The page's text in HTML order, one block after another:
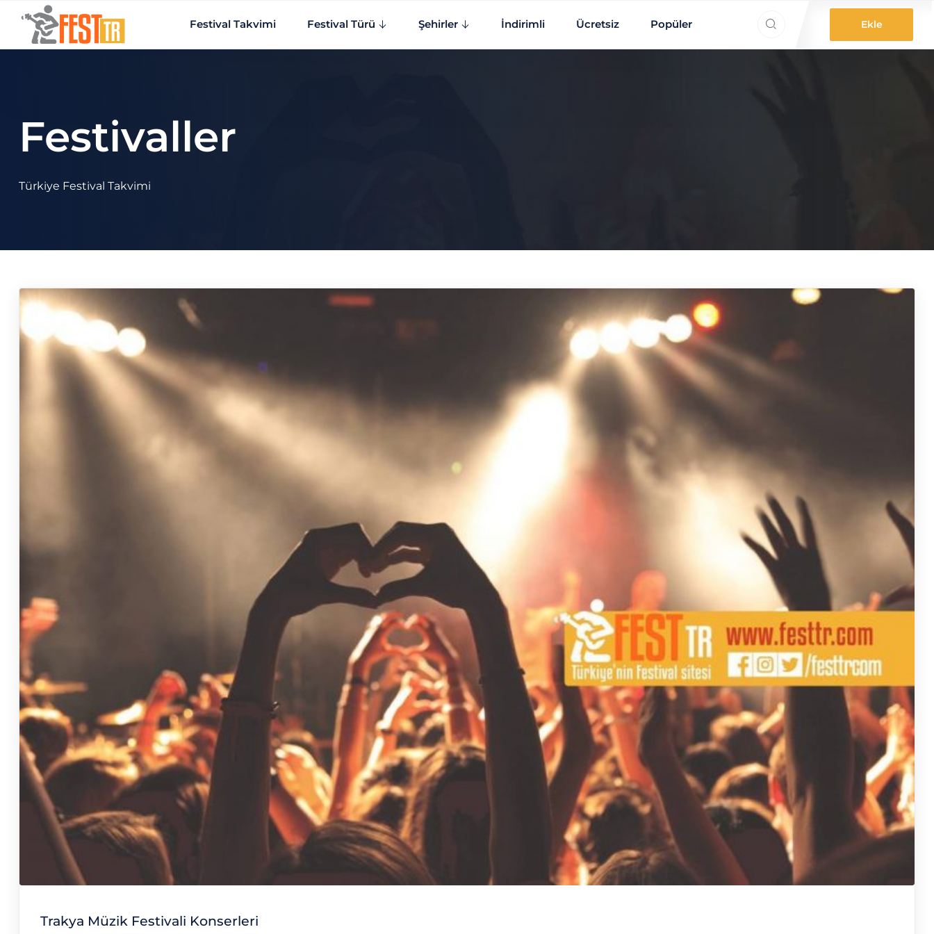
Ana içeriğe atla
Festival Takvimi
Festival Türü Şehirler İndirimli Ücretsiz Popüler Ekle
ne aradınız?
Festivaller
Türkiye Festival Takvimi
Trakya Müzik Festivali Konserleri